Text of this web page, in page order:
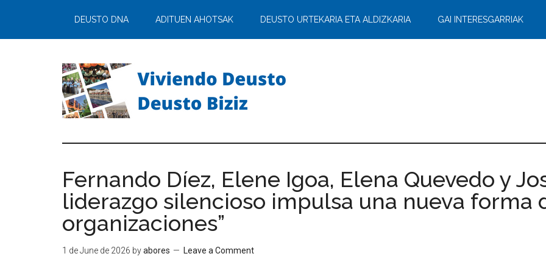
DEUSTO DNA ADITUEN AHOTSAK DEUSTO URTEKARIA ETA ALDIZKARIA GAI INTERESGARRIAK
Fernando Díez, Elene Igoa, Elena Quevedo y
liderazgo silencioso impulsa una nueva forma
organizaciones”
1 de June de 2026 byabores Leave a Comment